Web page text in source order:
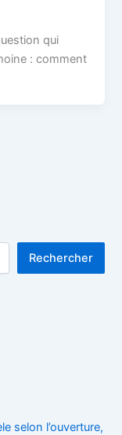
qui
: comment
Rechercher
selon l’ouverture,